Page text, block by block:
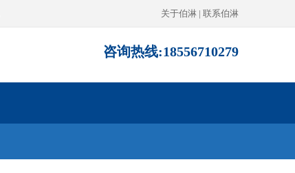
关于伯淋 | 联系伯淋
咨询热线:18556710279